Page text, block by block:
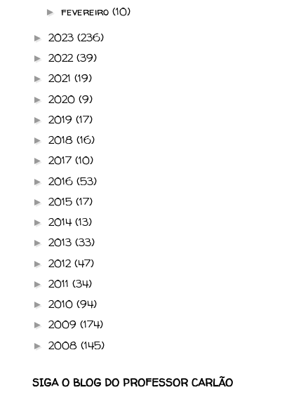
► fevereiro (10)
► 2023 (236)
► 2022(39)
► 2021 (19)
► 2020 (9)
► 2019 (17)
► 2018 (16)
► 2017 (10)
► 2016 (53)
► 2015 (17)
► 2014(13)
► 2013 (33)
► 2012(47)
► 2011 (34)
► 2010 (94)
► 2009 (174)
► 2008 (145)
SIGA O BLOG DO PROFESSOR CARLÃO